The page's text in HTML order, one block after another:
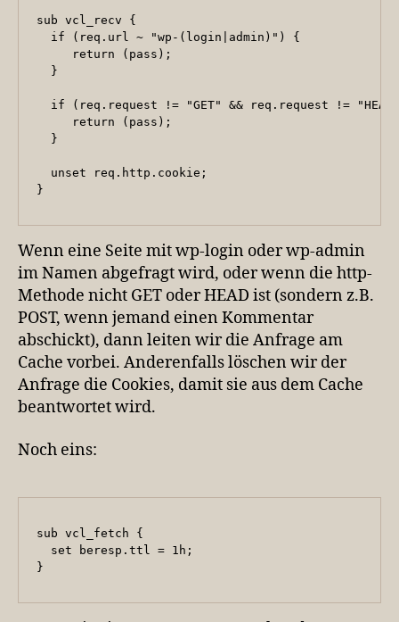
sub vcl_recv {
  if (req.url ~ "wp-(login|admin)") {
     return (pass);
  }
if (req.request != "GET" && req.request !=
     return (pass);
  }
  unset req.http.cookie;
}
Wenn eine Seite mit wp-login oder wp-admin
im Namen abgefragt wird, oder wenn die http-
Methode nicht GET oder HEAD ist (sondern z.B.
POST, wenn jemand einen Kommentar
abschickt), dann leiten wir die Anfrage am
Cache vorbei. Anderenfalls löschen wir der
Anfrage die Cookies, damit sie aus dem Cache
beantwortet wird.
Noch eins:
sub vcl_fetch {
  set beresp.ttl = 1h;
}